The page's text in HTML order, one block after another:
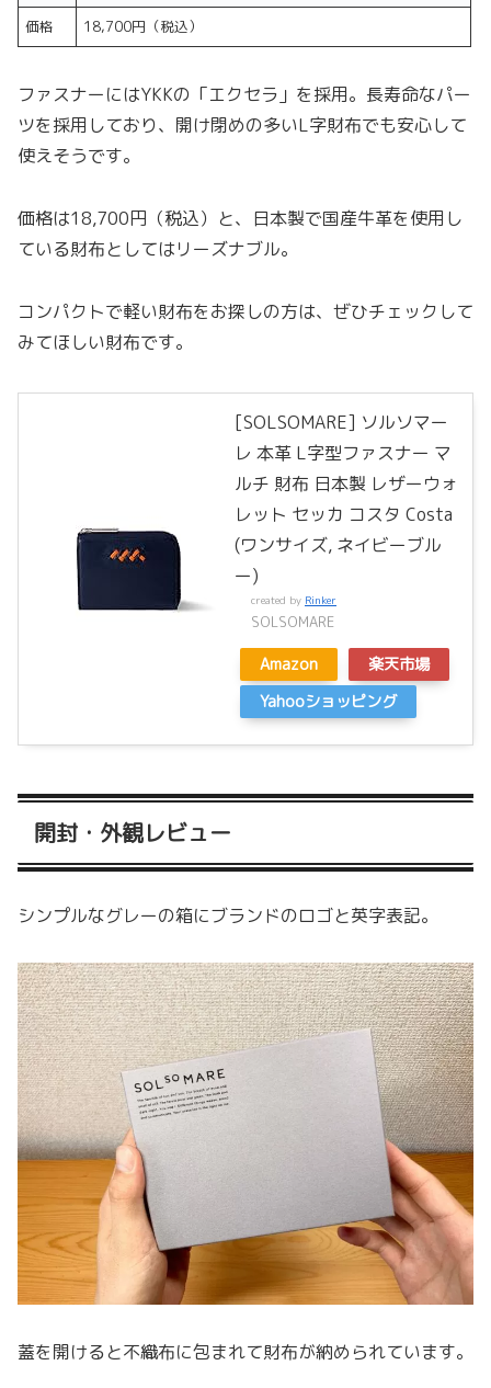
価格 18,700円（税込）
ファスナーにはYKKの「エクセラ」を採用。長寿命なパー
ツを採用しており、開け閉めの多いL字財布でも安心して
使えそうです。
価格は18,700円（税込）と、日本製で国産牛革を使用し
ている財布としてはリーズナブル。
コンパクトで軽い財布をお探しの方は、ぜひチェックして
みてほしい財布です。
[SOLSOMARE] ソルソマー
レ 本革 L字型ファスナー マ
ルチ 財布 日本製 レザーウォ
レット セッカ コスタ Costa
(ワンサイズ, ネイビーブル
ー)
created by Rinker
SOLSOMARE
Amazon
楽天市場
Yahooショッピング
開封・外観レビュー
シンプルなグレーの箱にブランドのロゴと英字表記。
蓋を開けると不織布に包まれて財布が納められています。